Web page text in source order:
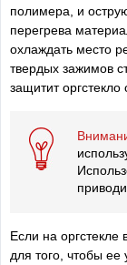
полимера, и
перегрева
охлаждать место
твердых зажимов
защитит
Если на оргстекле
для того, чтобы ее